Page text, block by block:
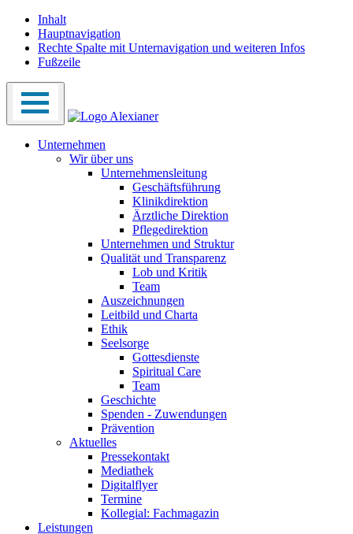
Inhalt
Hauptnavigation
Rechte Spalte mit Unternavigation und weiteren Infos
Fußzeile
Unternehmen
Wir über uns
Unternehmensleitung
Geschäftsführung
Klinikdirektion
Ärztliche Direktion
Pflegedirektion
Unternehmen und Struktur
Qualität und Transparenz
Lob und Kritik
Team
Auszeichnungen
Leitbild und Charta
Ethik
Seelsorge
Gottesdienste
Spiritual Care
Team
Geschichte
Spenden - Zuwendungen
Prävention
Aktuelles
Pressekontakt
Mediathek
Digitalflyer
Termine
Kollegial: Fachmagazin
Leistungen